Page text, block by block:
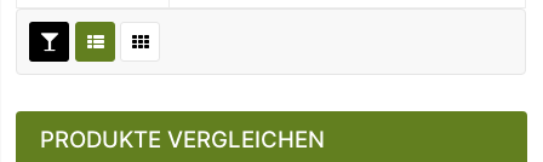
PRODUKTE VERGLEICHEN